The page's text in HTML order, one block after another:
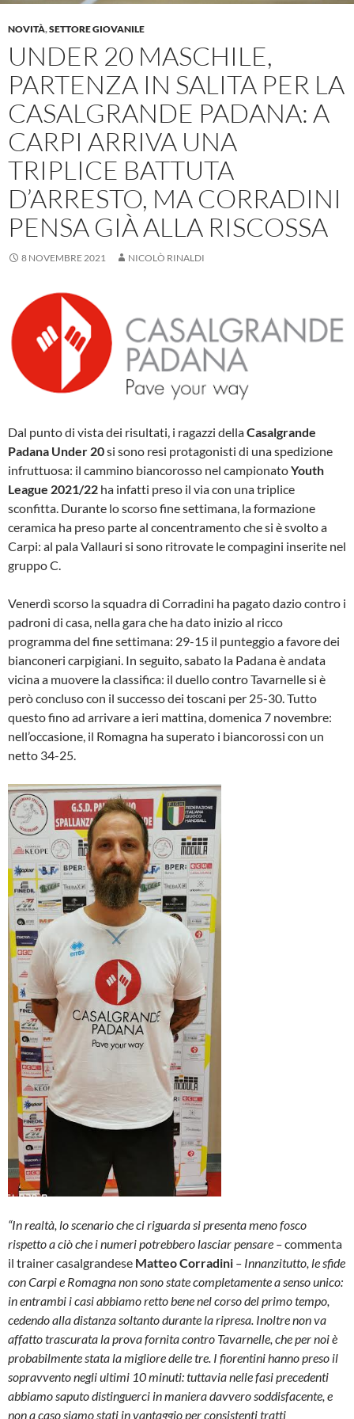
NOVITÀ,SETTORE GIOVANILE
UNDER 20 MASCHILE,
PARTENZA IN SALITA PER LA
CASALGRANDE PADANA: A
CARPI ARRIVA UNA
TRIPLICE BATTUTA
D’ARRESTO, MA CORRADINI
PENSA GIÀ ALLA RISCOSSA
8 NOVEMBRE 2021 NICOLÒ RINALDI
Dal punto di vista dei risultati, i ragazzi dellaCasalgrande
Padana Under 20si sono resi protagonisti di una spedizione
infruttuosa: il cammino biancorosso nel campionatoYouth
League 2021/22 ha infatti preso il via con una triplice
sconfitta. Durante lo scorso fine settimana, la formazione
ceramica ha preso parte al concentramento che si è svolto a
Carpi: al pala Vallauri si sono ritrovate le compagini inserite nel
gruppo C.
Venerdì scorso la squadra di Corradini ha pagato dazio contro i
padroni di casa, nella gara che ha dato inizio al ricco
programma del fine settimana: 29-15 il punteggio a favore dei
bianconeri carpigiani. In seguito, sabato la Padana è andata
vicina a muovere la classifica: il duello contro Tavarnelle si è
però concluso con il successo dei toscani per 25-30. Tutto
questo fino ad arrivare a ieri mattina, domenica 7 novembre:
nell’occasione, il Romagna ha superato i biancorossi con un
netto 34-25.
“In realtà, lo scenario che ci riguarda si presenta meno fosco
rispetto a ciò che i numeri potrebbero lasciar pensare –commenta
il trainer casalgrandese Matteo Corradini – Innanzitutto, le sfide
con Carpi e Romagna non sono state completamente a senso unico:
in entrambi i casi abbiamo retto bene nel corso del primo tempo,
cedendo alla distanza soltanto durante la ripresa. Inoltre non va
affatto trascurata la prova fornita contro Tavarnelle, che per noi è
probabilmente stata la migliore delle tre. I fiorentini hanno preso il
sopravvento negli ultimi 10 minuti: tuttavia nelle fasi precedenti
abbiamo saputo distinguerci in maniera davvero soddisfacente, e
non a caso siamo stati in vantaggio per consistenti tratti